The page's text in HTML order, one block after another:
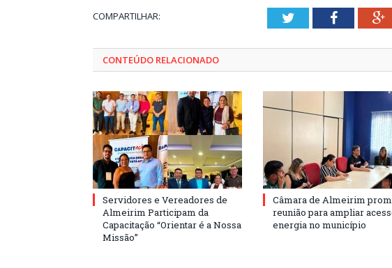
COMPARTILHAR: TwitterFacebook
CONTEÚDO RELACIONADO
Servidores e Vereadores de
Almeirim Participam da
Capacitação “Orientar é a Nossa
Missão”
Câmara de Almeirim
reunião para ampliar
energia no município